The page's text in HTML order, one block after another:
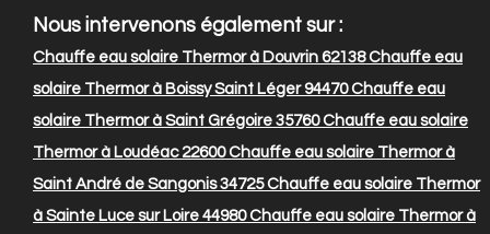
Nous intervenons également sur :
Chauffe eau solaire Thermor à Douvrin 62138Chauffe eau
solaire Thermor à Boissy Saint Léger 94470Chauffe eau
solaire Thermor à Saint Grégoire 35760Chauffe eau solaire
Thermor à Loudéac 22600Chauffe eau solaire Thermor à
Saint André de Sangonis 34725Chauffe eau solaire Thermor
à Sainte Luce sur Loire 44980Chauffe eau solaire Thermor à